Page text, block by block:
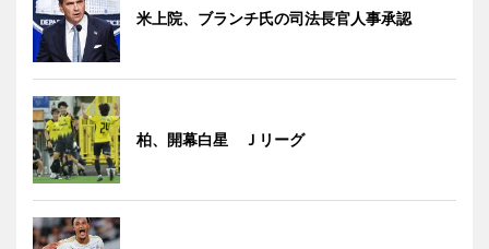
米上院、ブランチ氏の司法長官人事承認
柏、開幕白星 Ｊリーグ